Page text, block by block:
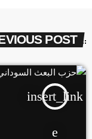
POST
insert_link